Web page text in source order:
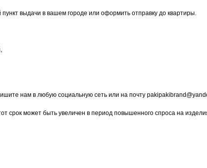
выдачи в вашем городе или оформить отправку до квартиры.
нам в любую социальную сеть или на почту
срок может быть увеличен в период повышенного спроса на